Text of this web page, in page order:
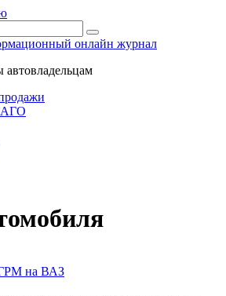
онлайн журнал
автовладельцам
ГРМ на ВАЗ